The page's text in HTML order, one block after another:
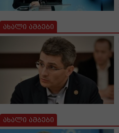
ახალი ამბები
ახალი ამბები